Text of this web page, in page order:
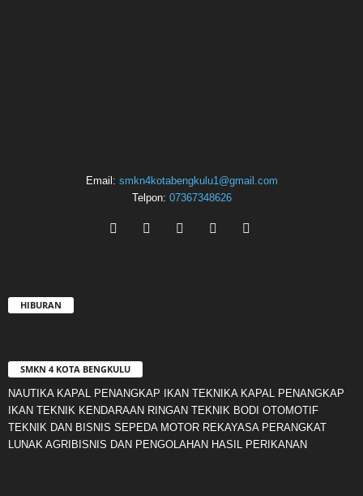
Email: smkn4kotabengkulu1@gmail.com
Telpon: 07367348626
HIBURAN
SMKN 4 KOTA BENGKULU
NAUTIKA KAPAL PENANGKAP IKAN TEKNIKA KAPAL PENANGKAP
IKAN TEKNIK KENDARAAN RINGAN TEKNIK BODI OTOMOTIF
TEKNIK DAN BISNIS SEPEDA MOTOR REKAYASA PERANGKAT
LUNAK AGRIBISNIS DAN PENGOLAHAN HASIL PERIKANAN